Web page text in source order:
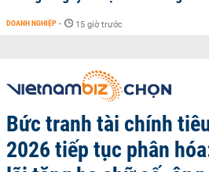
DOANH NGHIỆP - 15 giờ trước
Bức tranh tài chính
2026 tiếp tục phân